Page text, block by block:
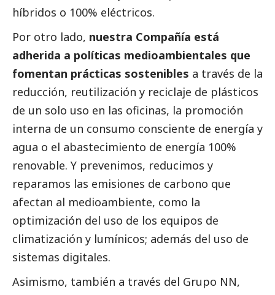
híbridos o 100% eléctricos.
Por otro lado, nuestra Compañía está
adherida a políticas medioambientales que
fomentan prácticas sostenibles a través de la
reducción, reutilización y reciclaje de plásticos
de un solo uso en las oficinas, la promoción
interna de un consumo consciente de energía y
agua o el abastecimiento de energía 100%
renovable. Y prevenimos, reducimos y
reparamos las emisiones de carbono que
afectan al medioambiente, como la
optimización del uso de los equipos de
climatización y lumínicos; además del uso de
sistemas digitales.
Asimismo, también a través del Grupo NN,